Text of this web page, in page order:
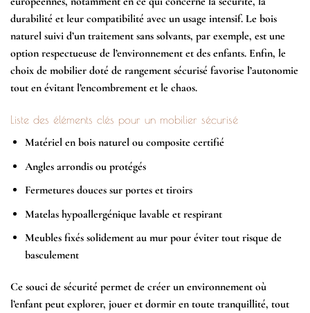
durabilité et leur compatibilité avec un usage intensif. Le bois
naturel suivi d’un traitement sans solvants, par exemple, est une
option respectueuse de l’environnement et des enfants. Enfin, le
choix de mobilier doté de rangement sécurisé favorise l’autonomie
tout en évitant l’encombrement et le chaos.
Liste des éléments clés pour un mobilier sécurisé
Matériel en bois naturel ou composite certifié
Angles arrondis ou protégés
Fermetures douces sur portes et tiroirs
Matelas hypoallergénique lavable et respirant
Meubles fixés solidement au mur pour éviter tout risque de
basculement
Ce souci de sécurité permet de créer un environnement où
l’enfant peut explorer, jouer et dormir en toute tranquillité, tout